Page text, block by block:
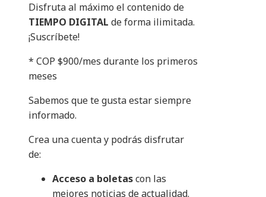
Disfruta al máximo el contenido de
TIEMPO DIGITAL de forma ilimitada.
¡Suscríbete!
* COP $900/mes durante los primeros
meses
Sabemos que te gusta estar siempre
informado.
Crea una cuenta y podrás disfrutar
de:
Acceso a boletascon las
mejores noticias de actualidad.